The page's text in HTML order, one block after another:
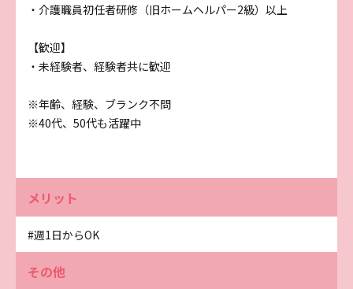
・介護職員初任者研修（旧ホームヘルパー2級）以上
【歓迎】
・未経験者、経験者共に歓迎
※年齢、経験、ブランク不問
※40代、50代も活躍中
メリット
#週1日からOK
その他